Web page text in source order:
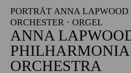
PORTRÄT ANNA LAPWOOD ·
RCHESTER · ORGEL
ANNA
PHILHARMONIA
ORCHESTRA